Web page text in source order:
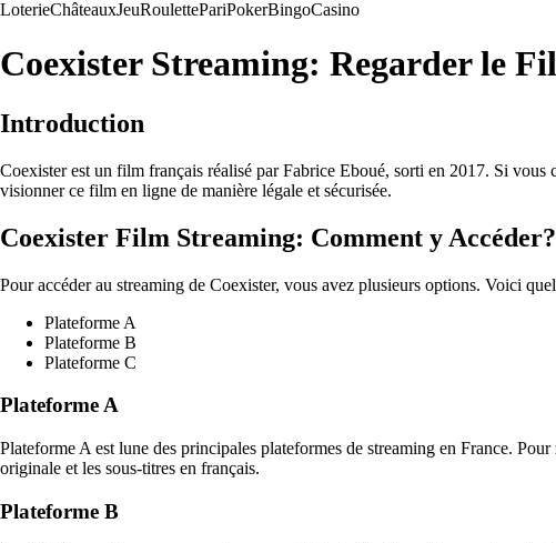
LoterieChâteauxJeuRoulettePariPokerBingoCasino
Coexister Streaming: Regarder le
Introduction
Coexister est un film français réalisé par Fabrice Eboué, sorti en 2017. Si
visionner ce film en ligne de manière légale et sécurisée.
Coexister Film Streaming: Comment y Accéder?
Pour accéder au streaming de Coexister, vous avez plusieurs options. Voici
Plateforme A
Plateforme B
Plateforme C
Plateforme A
Plateforme A est lune des principales plateformes de streaming en France.
originale et les sous-titres en français.
Plateforme B